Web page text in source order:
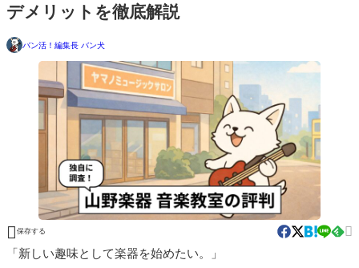
デメリットを徹底解説
バン活！編集長 バン犬
 保存する 
「新しい趣味として楽器を始めたい。」